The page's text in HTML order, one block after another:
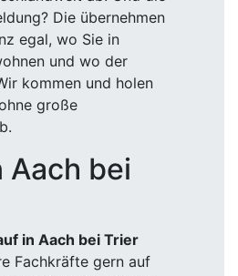
Fachkräfte gern auf
Ihnen die Abläufe
Haben Sie vorweg
Sie gerne unsere
autoankauf.de